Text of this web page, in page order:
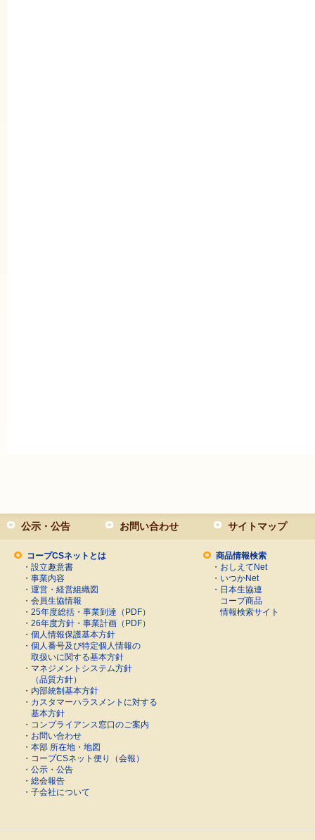
公示・公告 お問い合わせ サイトマップ
コープCSネットとは
・ 設立趣意書
・ 事業内容
・ 運営・経営組織図
・ 会員生協情報
・ 25年度総括・事業到達（PDF）
・ 26年度方針・事業計画（PDF）
・ 個人情報保護基本方針
・ 個人番号及び特定個人情報の
取扱いに関する基本方針
・ マネジメントシステム方針
（品質方針）
・ 内部統制基本方針
・ カスタマーハラスメントに対する
基本方針
・ コンプライアンス窓口のご案内
・ お問い合わせ
・ 本部 所在地・地図
・ コープCSネット便り（会報）
・ 公示・公告
・ 総会報告
・ 子会社について
商品情報検索
・ おしえてNet
・ いつかNet
・ 日本生協連
コープ商品
情報検索サイト